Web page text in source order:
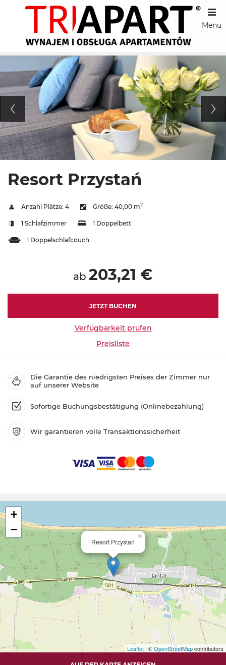
Menu
Resort Przystań
Anzahl Plätze: 4 Größe: 40,00 m2
1 Schlafzimmer 1 Doppelbett
1 Doppelschlafcouch
ab 203,21 €
JETZT BUCHEN
Verfügbarkeit prüfen
Preisliste
Die Garantie des niedrigsten Preises der Zimmer nur
auf unserer Website
Sofortige Buchungsbestätigung (Onlinebezahlung)
Wir garantieren volle Transaktionssicherheit
Resort Przystań
×
+
−
Leaflet | ©OpenStreetMapcontributors